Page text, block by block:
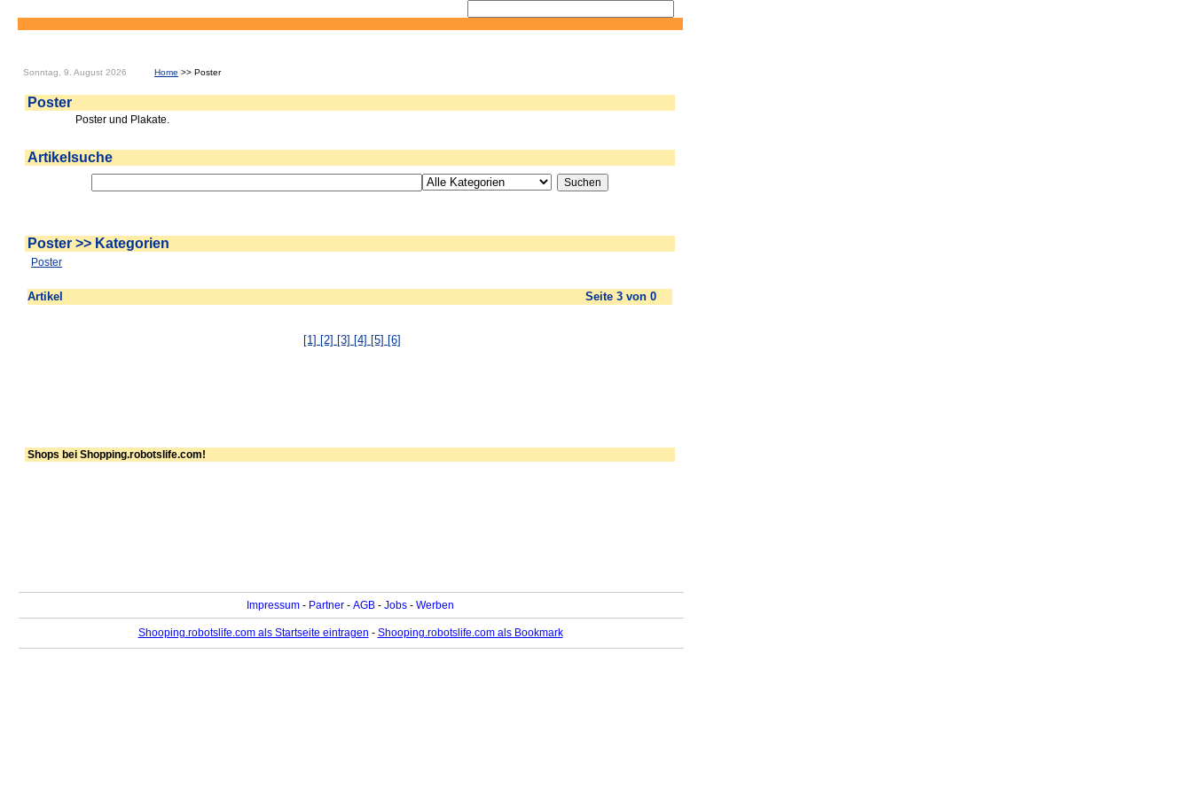
Sonntag, 9. August 2026 Home >> Poster
Poster
Poster und Plakate.
Artikelsuche
Poster >> Kategorien
Poster
Artikel Seite 3 von 0
[1] [2] [3] [4] [5] [6]
Shops bei Shopping.robotslife.com!
Impressum - Partner - AGB - Jobs - Werben
Shooping.robotslife.com als Startseite eintragen - Shooping.robotslife.com als Bookmark